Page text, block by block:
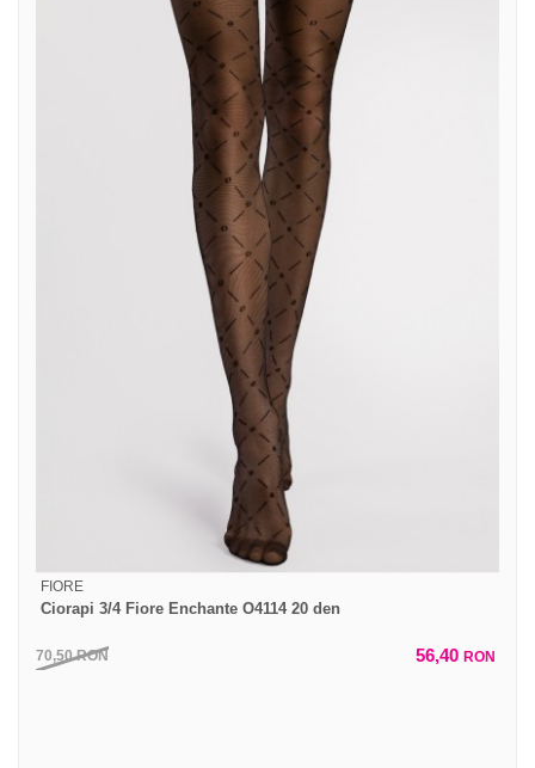
FIORE
Ciorapi 3/4 Fiore Enchante O4114 20 den
70,50RON 56,40 RON